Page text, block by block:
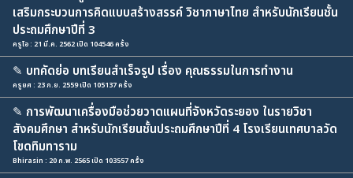
เสริมกระบวนการคิดแบบสร้างสรรค์ วิชาภาษาไทย สำหรับนักเรียนชั้น
ประถมศึกษาปีที่ 3
ครูโอ : 21 มี.ค. 2562 เปิด 104546 ครั้ง
✎ บทคัดย่อ บทเรียนสำเร็จรูป เรื่อง คุณธรรมในการทำงาน
ครูยศ : 23 ก.ย. 2559 เปิด 105137 ครั้ง
✎ การพัฒนาเครื่องมือช่วยวาดแผนที่จังหวัดระยอง ในรายวิชา
สังคมศึกษา สำหรับนักเรียนชั้นประถมศึกษาปีที่ 4 โรงเรียนเทศบาลวัด
โขดทิมทาราม
Bhirasin : 20 ก.พ. 2565 เปิด 103557 ครั้ง